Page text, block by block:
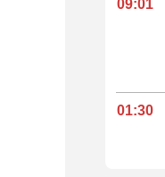
09:01
01:30